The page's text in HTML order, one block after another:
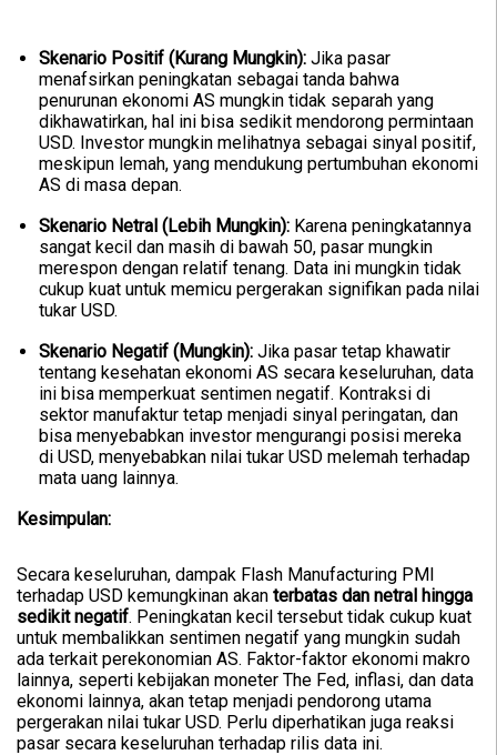
Skenario Positif (Kurang Mungkin): Jika pasar
menafsirkan peningkatan sebagai tanda bahwa
penurunan ekonomi AS mungkin tidak separah yang
dikhawatirkan, hal ini bisa sedikit mendorong permintaan
USD. Investor mungkin melihatnya sebagai sinyal positif,
meskipun lemah, yang mendukung pertumbuhan ekonomi
AS di masa depan.
Skenario Netral (Lebih Mungkin): Karena peningkatannya
sangat kecil dan masih di bawah 50, pasar mungkin
merespon dengan relatif tenang. Data ini mungkin tidak
cukup kuat untuk memicu pergerakan signifikan pada nilai
tukar USD.
Skenario Negatif (Mungkin): Jika pasar tetap khawatir
tentang kesehatan ekonomi AS secara keseluruhan, data
ini bisa memperkuat sentimen negatif. Kontraksi di
sektor manufaktur tetap menjadi sinyal peringatan, dan
bisa menyebabkan investor mengurangi posisi mereka
di USD, menyebabkan nilai tukar USD melemah terhadap
mata uang lainnya.
Kesimpulan:
Secara keseluruhan, dampak Flash Manufacturing PMI
terhadap USD kemungkinan akan terbatas dan netral hingga
sedikit negatif. Peningkatan kecil tersebut tidak cukup kuat
untuk membalikkan sentimen negatif yang mungkin sudah
ada terkait perekonomian AS. Faktor-faktor ekonomi makro
lainnya, seperti kebijakan moneter The Fed, inflasi, dan data
ekonomi lainnya, akan tetap menjadi pendorong utama
pergerakan nilai tukar USD. Perlu diperhatikan juga reaksi
pasar secara keseluruhan terhadap rilis data ini.